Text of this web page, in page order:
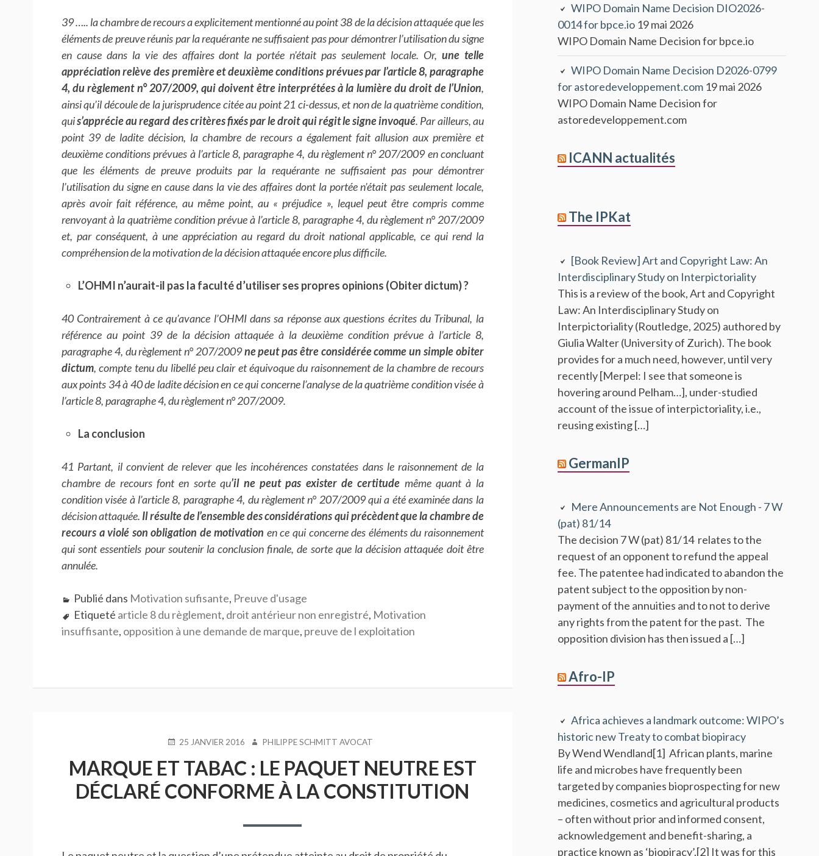
39 ….. la chambre de recours a explicitement mentionné au point 38 de la décision attaquée que les
éléments de preuve réunis par la requérante ne suffisaient pas pour démontrer l’utilisation du signe
en cause dans la vie des affaires dont la portée n’était pas seulement locale. Or, une telle
appréciation relève des première et deuxième conditions prévues par l’article 8, paragraphe
4, du règlement n° 207/2009, qui doivent être interprétées à la lumière du droit de l’Union,
ainsi qu’il découle de la jurisprudence citée au point 21 ci-dessus, et non de la quatrième condition,
quis’apprécie au regard des critères fixés par le droit qui régit le signe invoqué. Par ailleurs, au
point 39 de ladite décision, la chambre de recours a également fait allusion aux première et
deuxième conditions prévues à l’article 8, paragraphe 4, du règlement n° 207/2009 en concluant
que les éléments de preuve produits par la requérante ne suffisaient pas pour démontrer
l’utilisation du signe en cause dans la vie des affaires dont la portée n’était pas seulement locale,
après avoir fait référence, au même point, au « préjudice », lequel peut être compris comme
renvoyant à la quatrième condition prévue à l’article 8, paragraphe 4, du règlement n° 207/2009
et, par conséquent, à une appréciation au regard du droit national applicable, ce qui rend la
compréhension de la motivation de la décision attaquée encore plus difficile.
L’OHMI n’aurait-il pas la faculté d’utiliser ses propres opinions (Obiter dictum) ?
40 Contrairement à ce qu’avance l’OHMI dans sa réponse aux questions écrites du Tribunal, la
référence au point 39 de la décision attaquée à la deuxième condition prévue à l’article 8,
paragraphe 4, du règlement n° 207/2009ne peut pas être considérée comme un simple obiter
dictum, compte tenu du libellé peu clair et équivoque du raisonnement de la chambre de recours
aux points 34 à 40 de ladite décision en ce qui concerne l’analyse de la quatrième condition visée à
l’article 8, paragraphe 4, du règlement n° 207/2009.
La conclusion
41 Partant, il convient de relever que les incohérences constatées dans le raisonnement de la
chambre de recours font en sorte qu’il ne peut pas exister de certitude même quant à la
condition visée à l’article 8, paragraphe 4, du règlement n° 207/2009 qui a été examinée dans la
décision attaquée. Il résulte de l’ensemble des considérations qui précèdent que la chambre de
recours a violé son obligation de motivation en ce qui concerne des éléments du raisonnement
qui sont essentiels pour soutenir la conclusion finale, de sorte que la décision attaquée doit être
annulée.
Publié dans Motivation sufisante, Preuve d'usage
Etiqueté article 8 du règlement, droit antérieur non enregistré, Motivation
insuffisante, opposition à une demande de marque, preuve de l exploitation
PUBLIÉ
25 JANVIER 2016 AUTEUR
PHILIPPE SCHMITT AVOCAT
MARQUE ET TABAC : LE PAQUET NEUTRE EST
DÉCLARÉ CONFORME À LA CONSTITUTION
WIPO Domain Name Decision DIO2026-
0014 for bpce.io 19 mai 2026
WIPO Domain Name Decision for bpce.io
WIPO Domain Name Decision D2026-0799
for astoredeveloppement.com 19 mai 2026
WIPO Domain Name Decision for
astoredeveloppement.com
ICANN actualités
The IPKat
[Book Review] Art and Copyright Law: An
Interdisciplinary Study on Interpictoriality
This is a review of the book, Art and Copyright
Law: An Interdisciplinary Study on
Interpictoriality (Routledge, 2025) authored by
Giulia Walter (University of Zurich). The book
provides for a much need, however, until very
recently [Merpel: I see that someone is
hovering around Pelham…], under-studied
account of the issue of interpictoriality, i.e.,
reusing existing […]
GermanIP
Mere Announcements are Not Enough - 7 W
(pat) 81/14
The decision 7 W (pat) 81/14 relates to the
request of an opponent to refund the appeal
fee. The patentee had indicated to abandon the
patent subject to the opposition by non-
payment of the annuities and to not to derive
any rights from the patent for the past. The
opposition division has then issued a […]
Afro-IP
Africa achieves a landmark outcome: WIPO’s
historic new Treaty to combat biopiracy
By Wend Wendland[1] African plants, marine
life and microbes have frequently been
targeted by companies bioprospecting for new
medicines, cosmetics and agricultural products
– often without prior and informed consent,
acknowledgement and benefit-sharing, a
practice known as ‘biopiracy’.[2] It was for this